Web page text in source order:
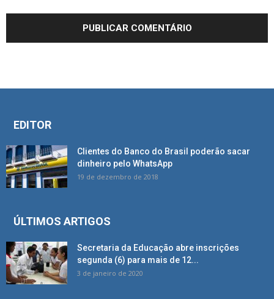
EDITOR
Clientes do Banco do Brasil poderão sacar
dinheiro pelo WhatsApp
19 de dezembro de 2018
ÚLTIMOS ARTIGOS
Secretaria da Educação abre inscrições
segunda (6) para mais de 12...
3 de janeiro de 2020